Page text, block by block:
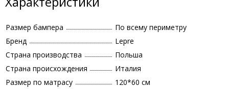
Размер бампера
По всему периметру
Бренд
Lepre
Страна производства
Польша
Страна происхождения
Италия
Размер по матрасу
120*60 см